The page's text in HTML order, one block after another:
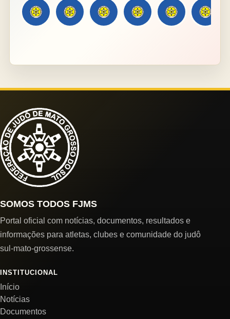
SOMOS TODOS FJMS
Portal oficial com notícias, documentos, resultados e
informações para atletas, clubes e comunidade do judô
sul-mato-grossense.
INSTITUCIONAL
Início
Notícias
Documentos